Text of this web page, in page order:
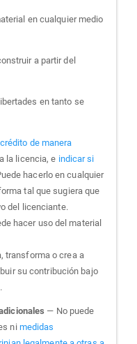
en cualquier medio
a partir del
en tanto se
crédito de manera
la licencia, e indicar si
hacerlo en cualquier
tal que sugiera que
del licenciante.
hacer uso del material
transforma o crea a
su contribución bajo
— No puede
ni medidas